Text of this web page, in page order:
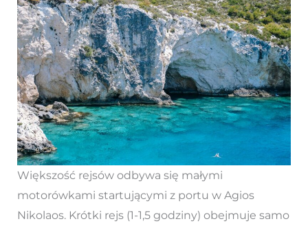
Większość rejsów odbywa się małymi
motorówkami startującymi z portu w Agios
Nikolaos. Krótki rejs (1-1,5 godziny) obejmuje samo